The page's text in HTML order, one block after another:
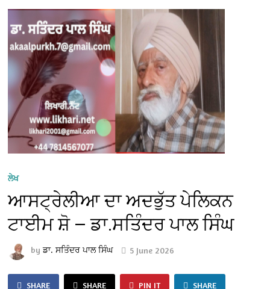
ਲੇਖ
ਆਸਟ੍ਰੇਲੀਆ ਦਾ ਅਦਭੁੱਤ ਪੇਲਿਕਨ
ਟਾਈਮ ਸ਼ੋ — ਡਾ.ਸਤਿੰਦਰ ਪਾਲ ਸਿੰਘ
byਡਾ. ਸਤਿੰਦਰ ਪਾਲ ਸਿੰਘ 5 June 2026
SHARE SHARE PIN IT SHARE